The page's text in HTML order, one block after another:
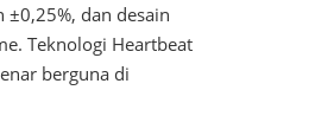
dan desain
Teknologi Heartbeat
berguna di